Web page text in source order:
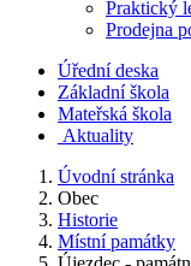
Praktický
Prodejna
Úřední deska
Základní škola
Mateřská škola
Aktuality
Úvodní stránka
Obec
Historie
Místní památky